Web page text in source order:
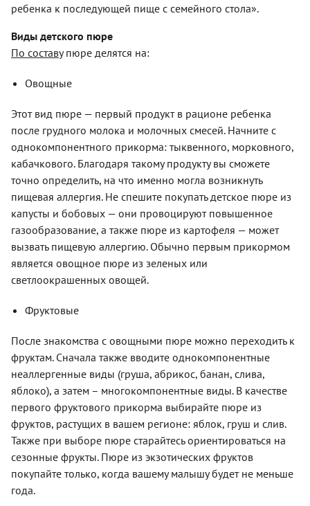
ребенка к последующей пище с семейного стола».
Виды детского пюре
По составупюре делятся на:
Овощные
Этот вид пюре — первый продукт в рационе ребенка
после грудного молока и молочных смесей. Начните с
однокомпонентного прикорма: тыквенного, морковного,
кабачкового. Благодаря такому продукту вы сможете
точно определить, на что именно могла возникнуть
пищевая аллергия. Не спешите покупать детское пюре из
капусты и бобовых — они провоцируют повышенное
газообразование, а также пюре из картофеля — может
вызвать пищевую аллергию. Обычно первым прикормом
является овощное пюре из зеленых или
светлоокрашенных овощей.
Фруктовые
После знакомства с овощными пюре можно переходить к
фруктам. Сначала также вводите однокомпонентные
неаллергенные виды (груша, абрикос, банан, слива,
яблоко), а затем – многокомпонентные виды. В качестве
первого фруктового прикорма выбирайте пюре из
фруктов, растущих в вашем регионе: яблок, груш и слив.
Также при выборе пюре старайтесь ориентироваться на
сезонные фрукты. Пюре из экзотических фруктов
покупайте только, когда вашему малышу будет не меньше
года.